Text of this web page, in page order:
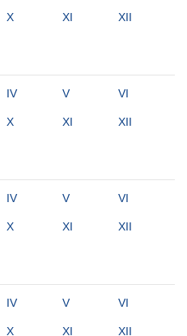
X XI XII
IV V VI
X XI XII
IV V VI
X XI XII
IV V VI
X XI XII